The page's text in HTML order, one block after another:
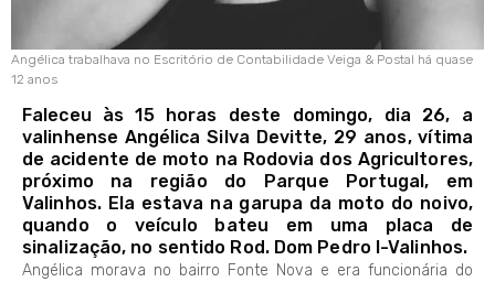
Angélica trabalhava no Escritório de Contabilidade Veiga & Postal há quase
12 anos
Faleceu às 15 horas deste domingo, dia 26, a
valinhense Angélica Silva Devitte, 29 anos, vítima
de acidente de moto na Rodovia dos Agricultores,
próximo na região do Parque Portugal, em
Valinhos. Ela estava na garupa da moto do noivo,
quando o veículo bateu em uma placa de
sinalização, no sentido Rod. Dom Pedro I-Valinhos.
Angélica morava no bairro Fonte Nova e era funcionária do